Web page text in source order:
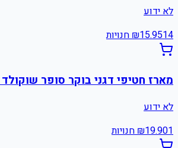
לא ידוע
₪15.9514 חנויות
מארז חטיפי דגני בוקר סופר שוקולד
לא ידוע
₪19.901 חנויות